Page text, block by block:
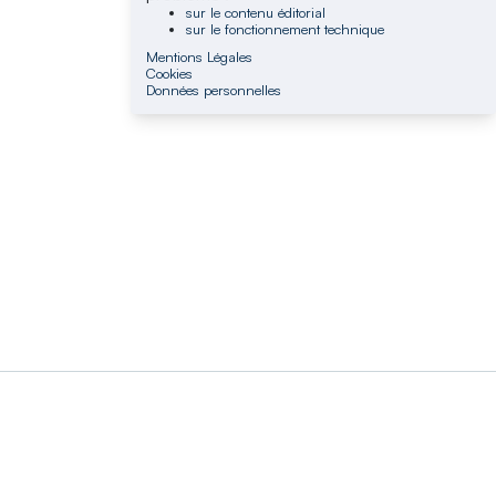
sur le contenu éditorial
sur le fonctionnement technique
Mentions Légales
Cookies
Données personnelles